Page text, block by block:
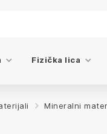
Fizička lica
Mineralni